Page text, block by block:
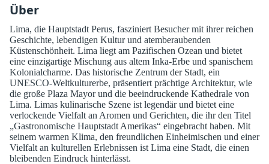
Über
Lima, die Hauptstadt Perus, fasziniert Besucher mit ihrer reichen
Geschichte, lebendigen Kultur und atemberaubenden
Küstenschönheit. Lima liegt am Pazifischen Ozean und bietet
eine einzigartige Mischung aus altem Inka-Erbe und spanischem
Kolonialcharme. Das historische Zentrum der Stadt, ein
UNESCO-Weltkulturerbe, präsentiert prächtige Architektur, wie
die große Plaza Mayor und die beeindruckende Kathedrale von
Lima. Limas kulinarische Szene ist legendär und bietet eine
verlockende Vielfalt an Aromen und Gerichten, die ihr den Titel
„Gastronomische Hauptstadt Amerikas“ eingebracht haben. Mit
seinem warmen Klima, den freundlichen Einheimischen und einer
Vielfalt an kulturellen Erlebnissen ist Lima eine Stadt, die einen
bleibenden Eindruck hinterlässt.